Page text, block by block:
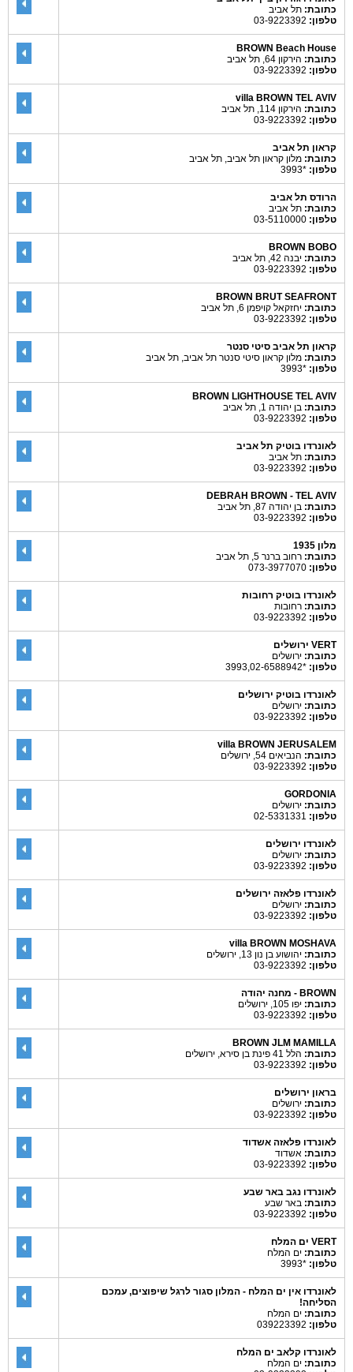
כתובת: תל אביב
טלפון:
BROWN Beach House
כתובת: הירקון 64, תל אביב
טלפון:
villa BROWN TEL AVIV
כתובת: הירקון 114, תל אביב
טלפון:
קראון תל אביב
כתובת: מלון קראון תל אביב, תל אביב
טלפון: *3993
הרודס תל אביב
כתובת: תל אביב
טלפון:
BROWN BOBO
כתובת: יבנה 42, תל אביב
טלפון:
BROWN BRUT SEAFRONT
כתובת: יחזקאל קויפמן 6, תל אביב
טלפון:
קראון תל אביב סיטי סנטר
כתובת: מלון קראון סיטי סנטר תל אביב, תל אביב
טלפון: *3993
BROWN LIGHTHOUSE TEL AVIV
כתובת: בן יהודה 1, תל אביב
טלפון:
לאונרדו בוטיק תל אביב
כתובת: תל אביב
טלפון:
DEBRAH BROWN - TEL AVIV
כתובת: בן יהודה 87, תל אביב
טלפון:
מלון 1935
כתובת: רחוב ברנר 5, תל אביב
טלפון:
לאונרדו בוטיק רחובות
כתובת: רחובות
טלפון:
VERT ירושלים
כתובת: ירושלים
טלפון: *3993,02-6588942
לאונרדו בוטיק ירושלים
כתובת: ירושלים
טלפון:
villa BROWN JERUSALEM
כתובת: הנביאים 54, ירושלים
טלפון:
GORDONIA
כתובת: ירושלים
טלפון:
לאונרדו ירושלים
כתובת: ירושלים
טלפון:
לאונרדו פלאזה ירושלים
כתובת: ירושלים
טלפון:
villa BROWN MOSHAVA
כתובת: יהושוע בן נון 13, ירושלים
טלפון:
BROWN - מחנה יהודה
כתובת: יפו 105, ירושלים
טלפון:
BROWN JLM MAMILLA
כתובת: הלל 41 פינת בן סירא, ירושלים
טלפון:
בראון ירושלים
כתובת: ירושלים
טלפון:
לאונרדו פלאזה אשדוד
כתובת: אשדוד
טלפון:
לאונרדו נגב באר שבע
כתובת: באר שבע
טלפון:
VERT ים המלח
כתובת: ים המלח
טלפון: *3993
לאונרדו אין ים המלח - המלון סגור לרגל שיפוצים, עמכם
הסליחה!
כתובת: ים המלח
טלפון:
לאונרדו קלאב ים המלח
כתובת: ים המלח